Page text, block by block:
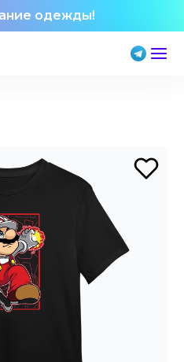
одежды!